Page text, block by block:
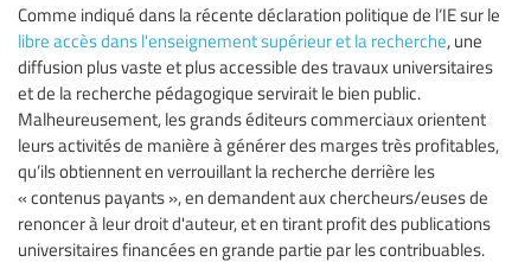
Comme indiqué dans la récente déclaration politique de l‘IE sur le
libre accès dans l'enseignement supérieur et la recherche, une
diffusion plus vaste et plus accessible des travaux universitaires
et de la recherche pédagogique servirait le bien public.
Malheureusement, les grands éditeurs commerciaux orientent
leurs activités de manière à générer des marges très profitables,
qu’ils obtiennent en verrouillant la recherche derrière les
« contenus payants », en demandent aux chercheurs/euses de
renoncer à leur droit d'auteur, et en tirant profit des publications
universitaires financées en grande partie par les contribuables.